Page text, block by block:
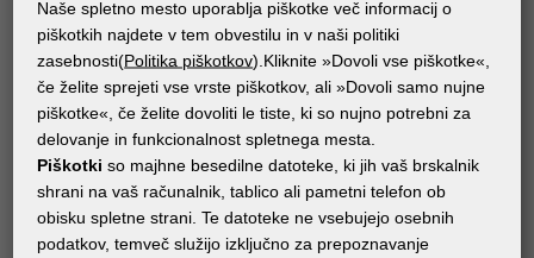
STROJI
d.gen PAPYRUS GRANDE
Naše spletno mesto uporablja piškotke več informacij o
piškotkih najdete v tem obvestilu in v naši politiki
zasebnosti(Politika piškotkov).Kliknite »Dovoli vse piškotke«,
če želite sprejeti vse vrste piškotkov, ali »Dovoli samo nujne
piškotke«, če želite dovoliti le tiste, ki so nujno potrebni za
delovanje in funkcionalnost spletnega mesta.
Piškotki so majhne besedilne datoteke, ki jih vaš brskalnik
shrani na vaš računalnik, tablico ali pametni telefon ob
obisku spletne strani. Te datoteke ne vsebujejo osebnih
podatkov, temveč služijo izključno za prepoznavanje